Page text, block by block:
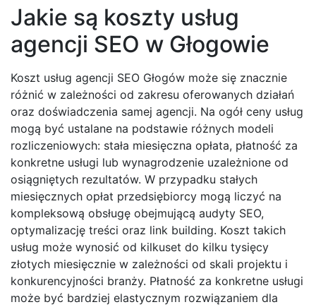
Jakie są koszty usług
agencji SEO w Głogowie
Koszt usług agencji SEO Głogów może się znacznie
różnić w zależności od zakresu oferowanych działań
oraz doświadczenia samej agencji. Na ogół ceny usług
mogą być ustalane na podstawie różnych modeli
rozliczeniowych: stała miesięczna opłata, płatność za
konkretne usługi lub wynagrodzenie uzależnione od
osiągniętych rezultatów. W przypadku stałych
miesięcznych opłat przedsiębiorcy mogą liczyć na
kompleksową obsługę obejmującą audyty SEO,
optymalizację treści oraz link building. Koszt takich
usług może wynosić od kilkuset do kilku tysięcy
złotych miesięcznie w zależności od skali projektu i
konkurencyjności branży. Płatność za konkretne usługi
może być bardziej elastycznym rozwiązaniem dla